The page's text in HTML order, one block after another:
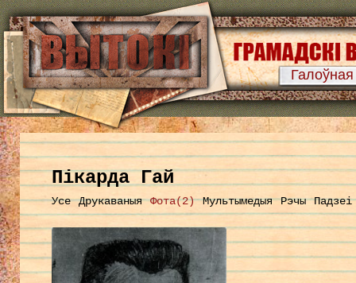
Галоўная
Пікарда Гай
Усе Друкаваныя Фота(2) Мультымедыя Рэчы Падзеі